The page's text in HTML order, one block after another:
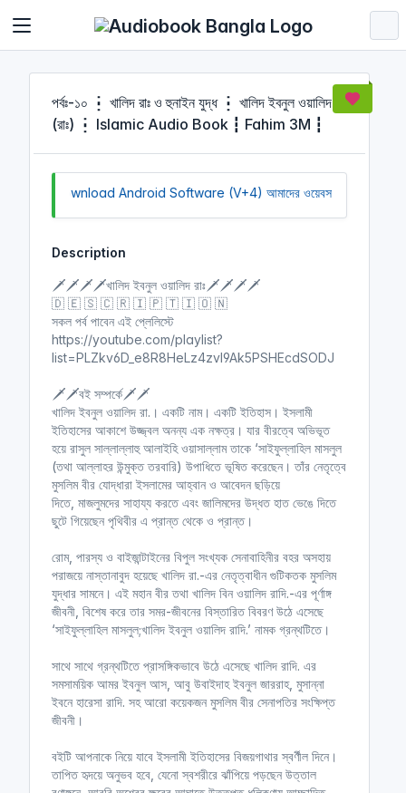
পর্বঃ-১০ ┇ খালিদ রাঃ ও হুনাইন যুদ্ধ ┇ খালিদ ইবনুল ওয়ালিদ
(রাঃ) ┇ Islamic Audio Book ┇ Fahim 3M ┇
to Download Android Software (V+4) আমাদের ওয়েবসাইট সচল
Description
🗡️🗡️🗡️🗡️খালিদ ইবনুল ওয়ালিদ রাঃ🗡️🗡️🗡️🗡️
🇩 🇪 🇸 🇨 🇷 🇮 🇵 🇹 🇮 🇴 🇳
সকল পর্ব পাবেন এই প্লেলিস্টে
https://youtube.com/playlist?
list=PLZkv6D_e8R8HeLz4zvl9Ak5PSHEcdSODJ
🗡️🗡️বই সম্পর্কে🗡️🗡️
খালিদ ইবনুল ওয়ালিদ রা.। একটি নাম। একটি ইতিহাস। ইসলামী
ইতিহাসের আকাশে উজ্জ্বল অনন্য এক নক্ষত্র। যার বীরত্বে অভিভূত
হয়ে রাসুল সাল্লাল্লাহু আলাইহি ওয়াসাল্লাম তাকে ‘সাইফুল্লাহিল মাসলুল
(তথা আল্লাহর উন্মুক্ত তরবারি) উপাধিতে ভূষিত করেছেন। তাঁর নেতৃত্বে
মুসলিম বীর যোদ্ধারা ইসলামের আহ্বান ও আবেদন ছড়িয়ে
দিতে, মাজলুমদের সাহায্য করতে এবং জালিমদের উদ্ধত হাত ভেঙে দিতে
ছুটে গিয়েছেন পৃথিবীর এ প্রান্ত থেকে ও প্রান্ত।
রোম, পারস্য ও বাইজান্টাইনের বিপুল সংখ্যক সেনাবাহিনীর বহর অসহায়
পরাজয়ে নাস্তানাবুদ হয়েছে খালিদ রা.-এর নেতৃত্বাধীন গুটিকতক মুসলিম
যুদ্ধার সামনে। এই মহান বীর তথা খালিদ বিন ওয়ালিদ রাদি.-এর পূর্ণাঙ্গ
জীবনী, বিশেষ করে তার সমর-জীবনের বিস্তারিত বিবরণ উঠে এসেছে
‘সাইফুল্লাহিল মাসলুল;খালিদ ইবনুল ওয়ালিদ রাদি.’ নামক গ্রন্থটিতে।
সাথে সাথে গ্রন্থটিতে প্রাসঙ্গিকভাবে উঠে এসেছে খালিদ রাদি. এর
সমসাময়িক আমর ইবনুল আস, আবু উবাইদাহ ইবনুল জাররাহ, মুসান্না
ইবনে হারেসা রাদি. সহ আরো কয়েকজন মুসলিম বীর সেনাপতির সংক্ষিপ্ত
জীবনী।
বইটি আপনাকে নিয়ে যাবে ইসলামী ইতিহাসের বিজয়গাথার স্বর্ণীল দিনে।
তাপিত হৃদয়ে অনুভব হবে, যেনো স্বশরীরে ঝাঁপিয়ে পড়ছেন উত্তাল